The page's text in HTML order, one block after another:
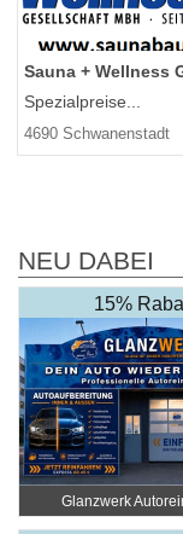
Sauna + Wellness
Spezialpreise...
4690 Schwanenstadt
NEU DABEI
15%
Glanzwerk